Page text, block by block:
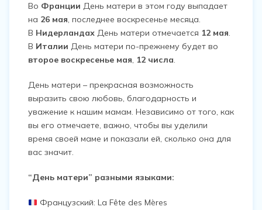
Во Франции День матери в этом году выпадает
на 26 мая, последнее воскресенье месяца.
В Нидерландах День матери отмечается 12 мая.
В Италии День матери по-прежнему будет во
второе воскресенье мая, 12 числа.
День матери – прекрасная возможность
выразить свою любовь, благодарность и
уважение к нашим мамам. Независимо от того, как
вы его отмечаете, важно, чтобы вы уделили
время своей маме и показали ей, сколько она для
вас значит.
“День матери” разными языками:
Французский: La Fête des Mères